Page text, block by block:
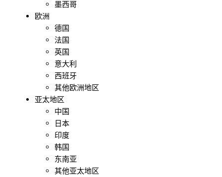
墨西哥
欧洲
德国
法国
英国
意大利
西班牙
其他欧洲地区
亚太地区
中国
日本
印度
韩国
东南亚
其他亚太地区